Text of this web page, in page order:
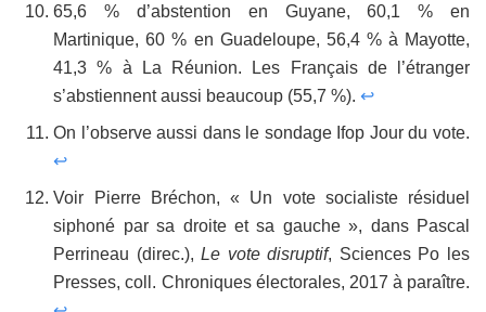
65,6 % d’abstention en Guyane, 60,1 % en
Martinique, 60 % en Guadeloupe, 56,4 % à Mayotte,
41,3 % à La Réunion. Les Français de l’étranger
s’abstiennent aussi beaucoup (55,7 %). ↩
On l’observe aussi dans le sondage Ifop Jour du vote.
↩
Voir Pierre Bréchon, « Un vote socialiste résiduel
siphoné par sa droite et sa gauche », dans Pascal
Perrineau (direc.),Le vote disruptif, Sciences Po les
Presses, coll. Chroniques électorales, 2017 à paraître.